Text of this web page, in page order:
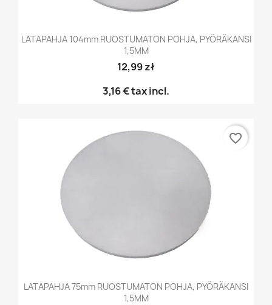
LATAPAHJA 104mm RUOSTUMATON POHJA, PYÖRÄKANSI
1,5MM
12,99 zł
3,16 €tax incl.
LATAPAHJA 75mm RUOSTUMATON POHJA, PYÖRÄKANSI
1,5MM
favorite_border